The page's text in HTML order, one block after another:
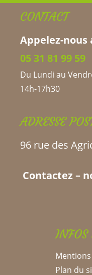
CONTACT
Appelez-nous
05 31 81 99 59
Du Lundi au
14h-17h30
ADRESSE
96 rue des
Contactez –
INFOS
Mentions
Plan du